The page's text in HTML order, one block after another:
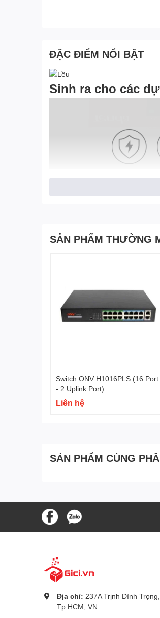
ĐẶC ĐIỂM NỔI BẬT
Sinh ra cho các
Các cổng 1-8 hỗ trợ chuẩn
cổng và 92W cho toàn bộ thiết bị.
Chip
Nó bao gồm các chip có chức
nghiệp tích hợp, có thể tính
suất định mức (92W) của
SẢN PHẨM THƯỜNG
Switch ONV H1016PLS (16 Port
- 2 Uplink Port)
Liên hệ
SẢN PHẨM CÙNG
Địa chỉ: 237A Trịnh Đình
Tp.HCM, VN